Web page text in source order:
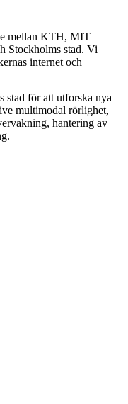
mellan KTH, MIT
Stockholms stad. Vi
internet och
stad för att utforska nya
multimodal rörlighet,
hantering av